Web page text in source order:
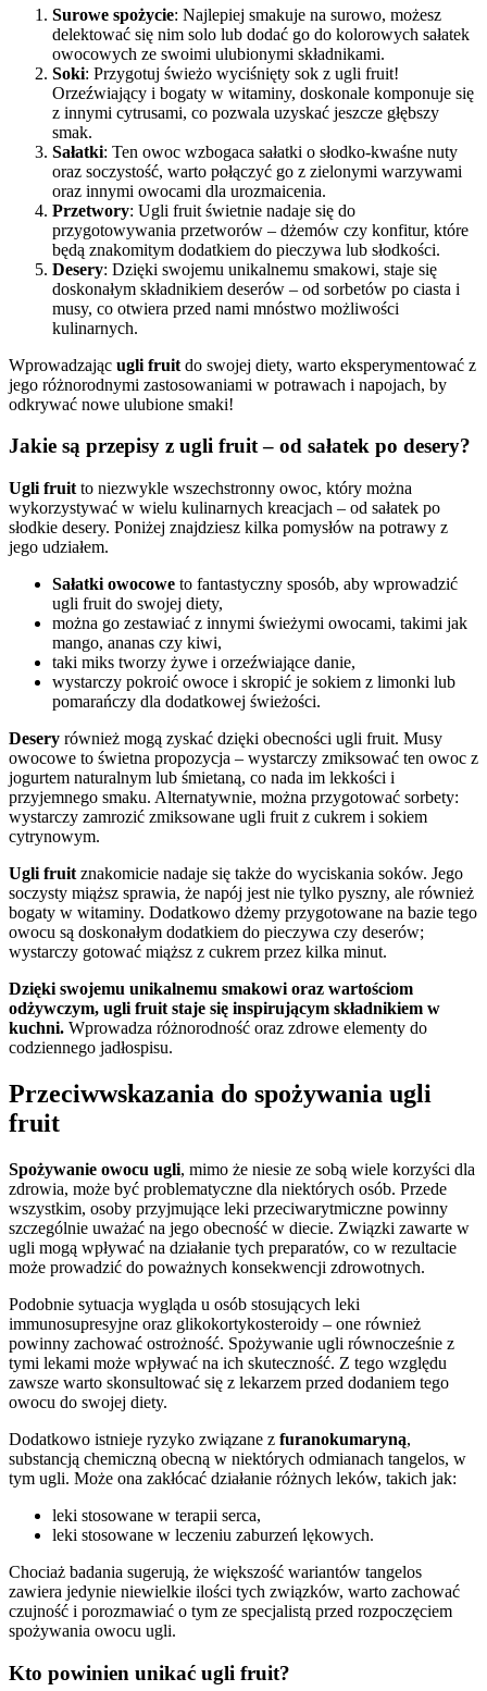
Surowe spożycie: Najlepiej smakuje na surowo, możesz
delektować się nim solo lub dodać go do kolorowych sałatek
owocowych ze swoimi ulubionymi składnikami.
Soki: Przygotuj świeżo wyciśnięty sok z ugli fruit!
Orzeźwiający i bogaty w witaminy, doskonale komponuje się
z innymi cytrusami, co pozwala uzyskać jeszcze głębszy
smak.
Sałatki: Ten owoc wzbogaca sałatki o słodko-kwaśne nuty
oraz soczystość, warto połączyć go z zielonymi warzywami
oraz innymi owocami dla urozmaicenia.
Przetwory: Ugli fruit świetnie nadaje się do
przygotowywania przetworów – dżemów czy konfitur, które
będą znakomitym dodatkiem do pieczywa lub słodkości.
Desery: Dzięki swojemu unikalnemu smakowi, staje się
doskonałym składnikiem deserów – od sorbetów po ciasta i
musy, co otwiera przed nami mnóstwo możliwości
kulinarnych.
Wprowadzając ugli fruit do swojej diety, warto eksperymentować z
jego różnorodnymi zastosowaniami w potrawach i napojach, by
odkrywać nowe ulubione smaki!
Jakie są przepisy z ugli fruit – od sałatek po desery?
Ugli fruit to niezwykle wszechstronny owoc, który można
wykorzystywać w wielu kulinarnych kreacjach – od sałatek po
słodkie desery. Poniżej znajdziesz kilka pomysłów na potrawy z
jego udziałem.
Sałatki owocowe to fantastyczny sposób, aby wprowadzić
ugli fruit do swojej diety,
można go zestawiać z innymi świeżymi owocami, takimi jak
mango, ananas czy kiwi,
taki miks tworzy żywe i orzeźwiające danie,
wystarczy pokroić owoce i skropić je sokiem z limonki lub
pomarańczy dla dodatkowej świeżości.
Desery również mogą zyskać dzięki obecności ugli fruit. Musy
owocowe to świetna propozycja – wystarczy zmiksować ten owoc z
jogurtem naturalnym lub śmietaną, co nada im lekkości i
przyjemnego smaku. Alternatywnie, można przygotować sorbety:
wystarczy zamrozić zmiksowane ugli fruit z cukrem i sokiem
cytrynowym.
Ugli fruit znakomicie nadaje się także do wyciskania soków. Jego
soczysty miąższ sprawia, że napój jest nie tylko pyszny, ale również
bogaty w witaminy. Dodatkowo dżemy przygotowane na bazie tego
owocu są doskonałym dodatkiem do pieczywa czy deserów;
wystarczy gotować miąższ z cukrem przez kilka minut.
Dzięki swojemu unikalnemu smakowi oraz wartościom
odżywczym, ugli fruit staje się inspirującym składnikiem w
kuchni. Wprowadza różnorodność oraz zdrowe elementy do
codziennego jadłospisu.
Przeciwwskazania do spożywania ugli
fruit
Spożywanie owocu ugli, mimo że niesie ze sobą wiele korzyści dla
zdrowia, może być problematyczne dla niektórych osób. Przede
wszystkim, osoby przyjmujące leki przeciwarytmiczne powinny
szczególnie uważać na jego obecność w diecie. Związki zawarte w
ugli mogą wpływać na działanie tych preparatów, co w rezultacie
może prowadzić do poważnych konsekwencji zdrowotnych.
Podobnie sytuacja wygląda u osób stosujących leki
immunosupresyjne oraz glikokortykosteroidy – one również
powinny zachować ostrożność. Spożywanie ugli równocześnie z
tymi lekami może wpływać na ich skuteczność. Z tego względu
zawsze warto skonsultować się z lekarzem przed dodaniem tego
owocu do swojej diety.
Dodatkowo istnieje ryzyko związane z furanokumaryną,
substancją chemiczną obecną w niektórych odmianach tangelos, w
tym ugli. Może ona zakłócać działanie różnych leków, takich jak:
leki stosowane w terapii serca,
leki stosowane w leczeniu zaburzeń lękowych.
Chociaż badania sugerują, że większość wariantów tangelos
zawiera jedynie niewielkie ilości tych związków, warto zachować
czujność i porozmawiać o tym ze specjalistą przed rozpoczęciem
spożywania owocu ugli.
Kto powinien unikać ugli fruit?